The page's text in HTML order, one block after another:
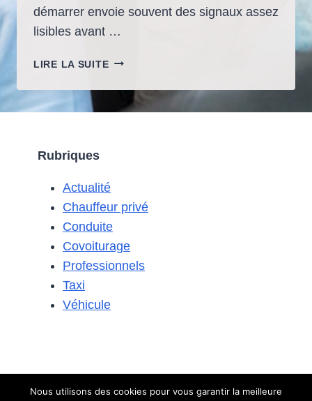
démarrer envoie souvent des signaux assez
lisibles avant …
LIRE LA SUITECOMMENT
UN
PROBLÈME
CITROËN
C3
Rubriques
Actualité
Chauffeur privé
Conduite
Covoiturage
Professionnels
Taxi
Véhicule
Nous utilisons des cookies pour vous garantir la meilleure